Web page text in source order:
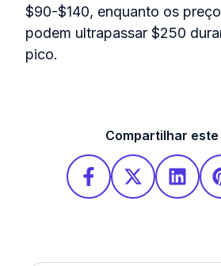
$90-$140, enquanto os
podem ultrapassar $250
pico.
Compartilhar